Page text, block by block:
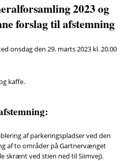
2023 og
forslag til afstemning
onsdag den 29. marts 2023 kl. 20.00
kaffe.
af parkeringspladser ved den
af to områder på Gartnervænget
skrænt ved stien ned til Siimvej).